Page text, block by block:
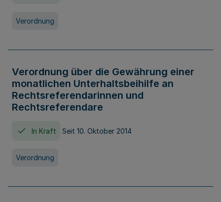
Verordnung
Verordnung über die Gewährung einer
monatlichen Unterhaltsbeihilfe an
Rechtsreferendarinnen und
Rechtsreferendare
In Kraft Seit 10. Oktober 2014
Verordnung